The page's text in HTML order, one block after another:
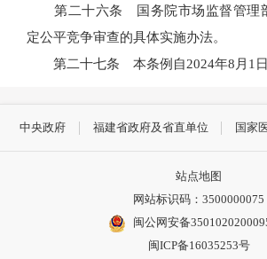
第二十六条 国务院市场监督管理部
定公平竞争审查的具体实施办法。
第二十七条 本条例自2024年8月1日
中央政府 福建省政府及省直单位 国家
站点地图
网站标识码：3500000075
闽公网安备
闽ICP备16035253号